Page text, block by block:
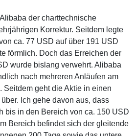
der charttechnische
Korrektur. Seitdem legte
ca. 77 USD auf über 191 USD
förmlich. Doch das Erreichen der
wurde bislang verwehrt. Alibaba
nach mehreren Anläufen am
Seitdem geht die Aktie in einen
Ich gehe davon aus, dass
bis in den Bereich von ca. 150 USD
Bereich befindet sich der gleitende